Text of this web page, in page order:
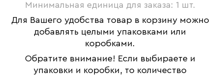
Минимальная единица для заказа: 1 шт.
Для Вашего удобства товар в корзину можно
добавлять целыми упаковками или
коробками.
Обратите внимание! Если выбираете и
упаковки и коробки, то количество